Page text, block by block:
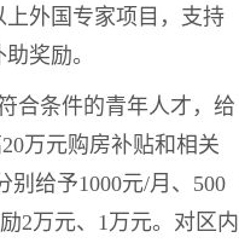
外国专家项目，支持
奖励。
合条件的青年人才，给
万元购房补贴和相关
别给予1000元/月、500
2万元、1万元。对区内